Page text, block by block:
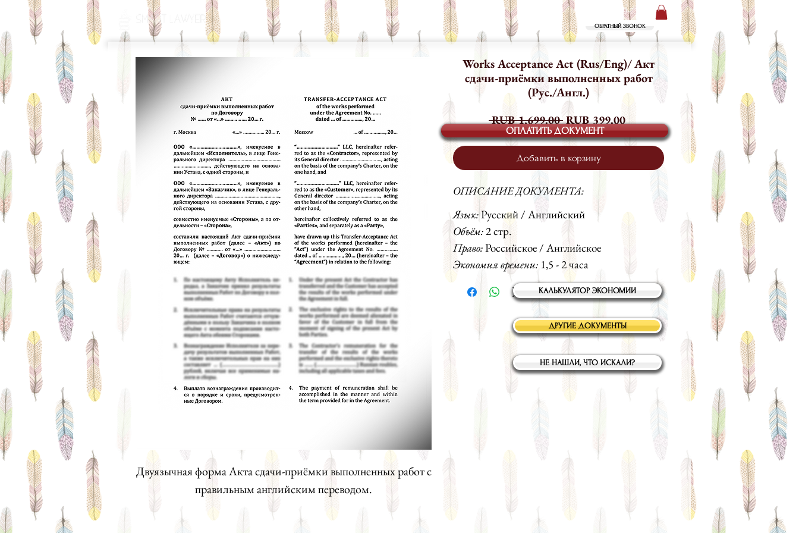
+7 (499) 719-73-00
УСЛУГИ БАНК ДОКУМЕНТОВ КОМАНДА КОНТАКТЫ
ОБРАТНЫЙ ЗВОНОК
Двуязычная форма Акта сдачи-приёмки выполненных работ с
правильным английским переводом.
В акте фиксируется перечень работ, принимаемых
Works Acceptance Act (Rus/Eng)/ Акт
сдачи-приёмки выполненных работ
(Рус./Англ.)
RUB 1,699.00 Обычная
цена
RUB 399.00Спеццена
Добавить в корзину
ОПИСАНИЕ ДОКУМЕНТА:
Язык:Русский / Английский
Объём:2 стр.
Право:Российское / Английское
Экономия времени: 1,5 - 2 часа
КАЛЬКУЛЯТОР ЭКОНОМИИ
ДРУГИЕ ДОКУМЕНТЫ
НЕ НАШЛИ, ЧТО ИСКАЛИ?
ОПЛАТИТЬ ДОКУМЕНТ